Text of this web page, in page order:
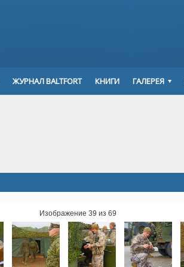
ЖУРНАЛ BALTFORT КНИГИ ГАЛЕРЕЯ
Изображение 39 из 69